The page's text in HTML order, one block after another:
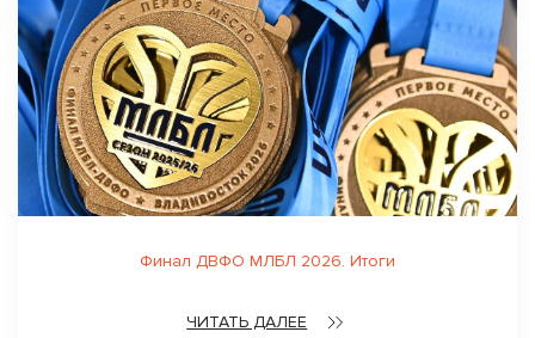
Финал ДВФО МЛБЛ 2026. Итоги
ЧИТАТЬ ДАЛЕЕ